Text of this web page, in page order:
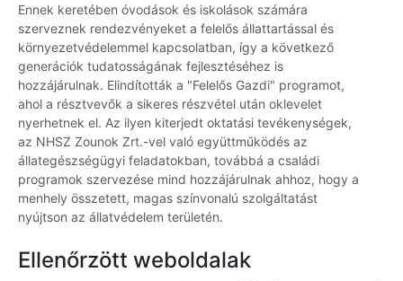
Ennek keretében óvodások és iskolások számára
szerveznek rendezvényeket a felelős állattartással és
környezetvédelemmel kapcsolatban, így a következő
generációk tudatosságának fejlesztéséhez is
hozzájárulnak. Elindították a "Felelős Gazdi" programot,
ahol a résztvevők a sikeres részvétel után oklevelet
nyerhetnek el. Az ilyen kiterjedt oktatási tevékenységek,
az NHSZ Zounok Zrt.-vel való együttműködés az
állategészségügyi feladatokban, továbbá a családi
programok szervezése mind hozzájárulnak ahhoz, hogy a
menhely összetett, magas színvonalú szolgáltatást
nyújtson az állatvédelem területén.
Ellenőrzött weboldalak